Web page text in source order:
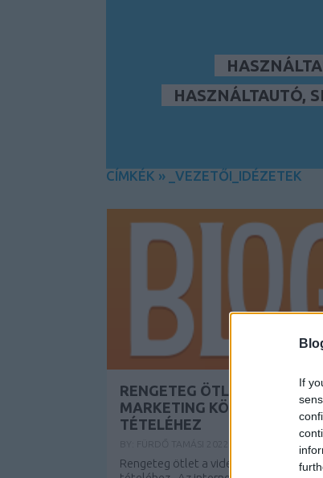
If
HASZNÁLTAUTÓ,
CÍMKÉK » _VEZETŐI_IDÉZETEK
RENGETEG ÖTLET A VIDEÓ
MARKETING KÖNNYEBBÉ
TÉTELÉHEZ
Rengeteg ötlet a videó marketing